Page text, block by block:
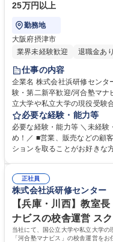
25万円以上
勤務地
大阪府摂津市
業界未経験歓迎
退職金あり
仕事の内容
企業名 株式会社浜研修センター 求人名 【大阪・千里丘】教室長 ◆
験・第二新卒歓迎/河合塾マナビスの校舎運営
立大学や私立大学の現役受験
「河合塾マナビス」の校舎運
体制で行いますので未経験の方もご安心
サポート ■アシスタントアド
ト ■入塾相談 ■予算・収支管
バイザーが校舎を担当します
はありません。 募集職種 【大阪・千里丘】教室長 ◆未経験・第二新卒歓
迎/河合塾マナビスの校舎運営
必要な経験・能力等
必要な経験・能力等 ＼未経
め！／ ■営業、販売などの顧
ションを取ることがお好きな方■
を経験しつつ、流れを把握。
心です。研修が充実しており
プも可能！教育に携わり続
す！ 学歴・資格 学歴：大学
正社員
株式会社浜研修センター
【兵庫・川西】教室
ナビスの校舎運営 ス
当社にて、国公立大学や私立大学
「河合塾マナビス」の校舎運営を